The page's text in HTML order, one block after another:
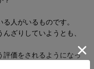
人がいるものです。
ざりしていようとも、
評価をされるようになっ